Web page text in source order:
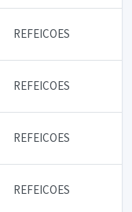
REFEICOES
REFEICOES
REFEICOES
REFEICOES